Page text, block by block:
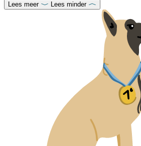
Lees meer Lees minder